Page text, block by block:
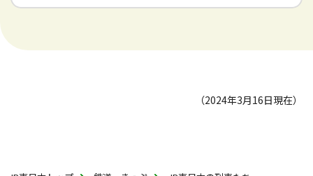
（2024年3月16日現在）